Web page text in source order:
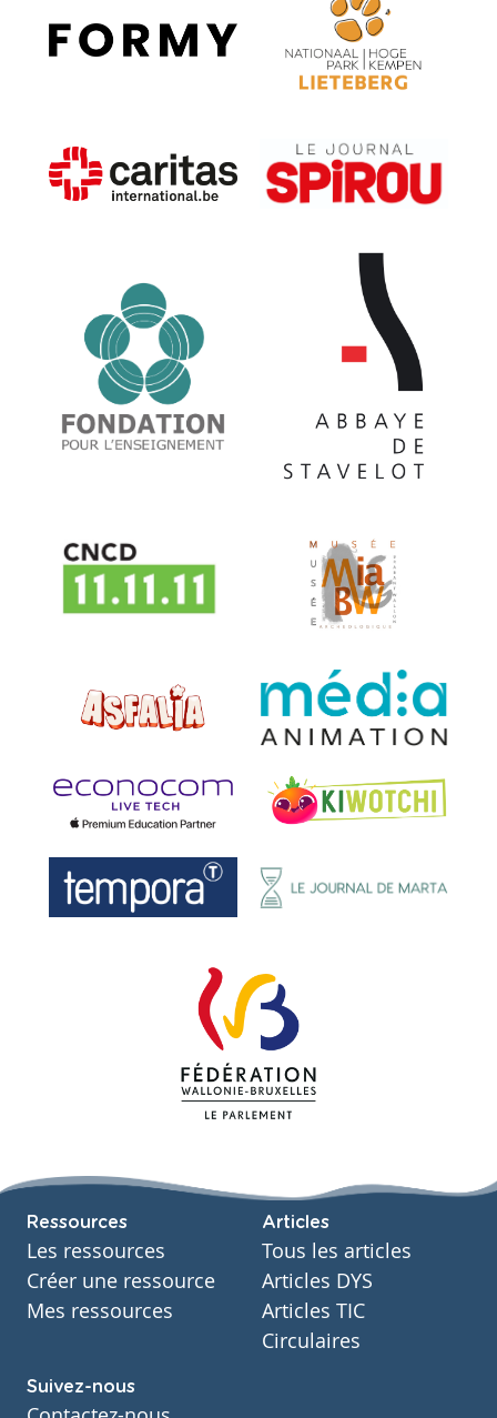
Ressources
Les ressources
Créer une ressource
Mes ressources
Articles
Tous les articles
Articles DYS
Articles TIC
Circulaires
Suivez-nous